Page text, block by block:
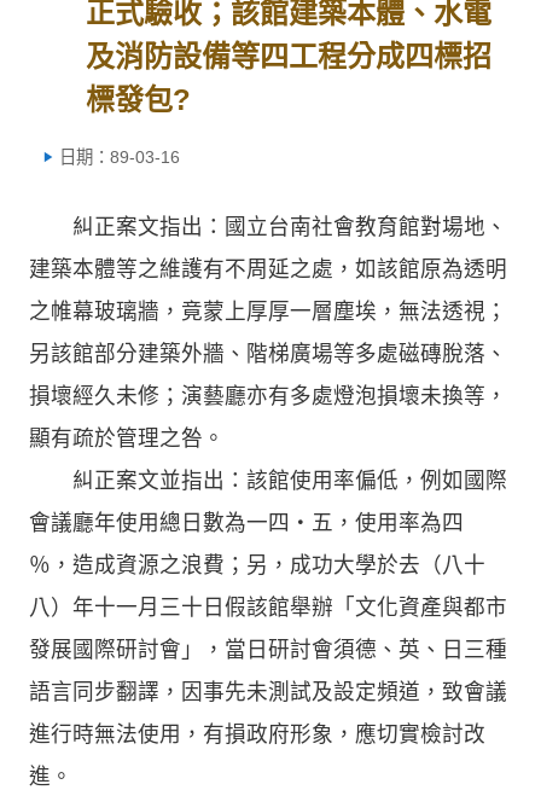
正式驗收；該館建築本體、水電
及消防設備等四工程分成四標招
標發包?
日期：89-03-16
糾正案文指出：國立台南社會教育館對場地、
建築本體等之維護有不周延之處，如該館原為透明
之帷幕玻璃牆，竟蒙上厚厚一層塵埃，無法透視；
另該館部分建築外牆、階梯廣場等多處磁磚脫落、
損壞經久未修；演藝廳亦有多處燈泡損壞未換等，
顯有疏於管理之咎。
糾正案文並指出：該館使用率偏低，例如國際
會議廳年使用總日數為一四‧五，使用率為四
％，造成資源之浪費；另，成功大學於去（八十
八）年十一月三十日假該館舉辦「文化資產與都市
發展國際研討會」，當日研討會須德、英、日三種
語言同步翻譯，因事先未測試及設定頻道，致會議
進行時無法使用，有損政府形象，應切實檢討改
進。